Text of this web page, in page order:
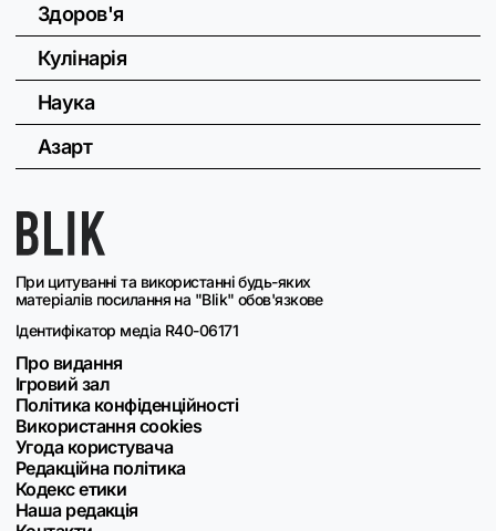
При цитуванні та використанні будь-яких
матеріалів посилання на "Blik" обов'язкове
Ідентифікатор медіа R40-06171
Про видання
Ігровий зал
Політика конфіденційності
Використання cookies
Угода користувача
Редакційна політика
Кодекс етики
Наша редакція
Здоров'я
Кулінарія
Наука
Азарт